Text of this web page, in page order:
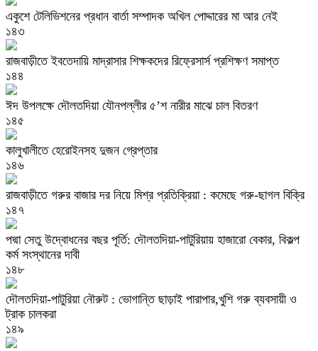
একুশে টেলিভিশনের প্রধান বার্তা সম্পাদক অখিল পোদ্দারের মা আর নেই
১৪৩
রাজবাড়ীতে ইবতেদায়ি মাদ্রাসার শিক্ষকদের রিফ্রেসার্স প্রশিক্ষণ সমাপ্ত
১৪৪
ঈদ উপলক্ষে দৌলতদিয়া যৌনপল্লীর ৫’শ নারীর মাঝে চাল বিতরণ
১৪৫
কালুখালীতে হেরোইনসহ দুজন গ্রেপ্তার
১৪৬
রাজবাড়ীতে গরুর বাজার দর নিয়ে মিশ্র প্রতিক্রিয়া : কমেছে গরু-ছাগল বিক্রি
১৪৭
পদ্মা সেতু উদ্বোধনের বছর পূর্তি: দৌলতদিয়া-পাটুরিয়ায় হাজারো বেকার, বিকল্প
কর্ম সংস্থানের দাবী
১৪৮
দৌলতদিয়া-পাটুরিয়া নৌরুট : ভোগান্তি ছাড়াই পারাপার,খুশি গরু ব্যবসায়ী ও
ট্রাক চালকরা
১৪৯